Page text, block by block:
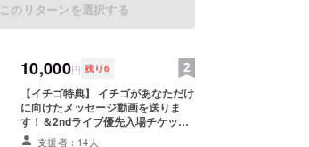
このリターンを選択する
10,000円 残り 6
【イチゴ特典】 イチゴがあなただけ
に向けたメッセージ動画を送りま
す！＆2ndライブ優先入場チケッ
ト！ あなたがイチゴに話してほしい支援者：14人